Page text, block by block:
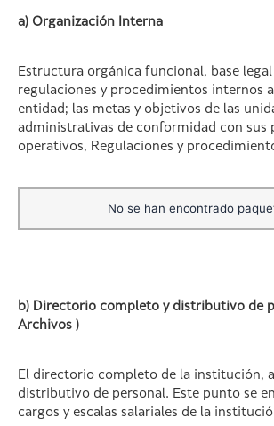
a) Organización Interna
Estructura orgánica funcional, base
regulaciones y procedimientos internos
entidad; las metas y objetivos de las
administrativas de conformidad con sus
operativos, Regulaciones y
No se han encontrado
b) Directorio completo y distributivo de
Archivos )
El directorio completo de la institución,
distributivo de personal. Este punto se
cargos y escalas salariales de la